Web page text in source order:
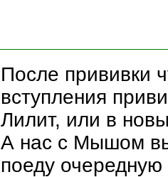
После прививки
вступления
Лилит, или в
А нас с Мышом
поеду